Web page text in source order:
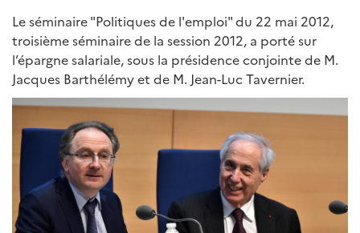
Le séminaire "Politiques de l'emploi" du 22 mai 2012,
troisième séminaire de la session 2012, a porté sur
l’épargne salariale, sous la présidence conjointe de M.
Jacques Barthélémy et de M. Jean-Luc Tavernier.